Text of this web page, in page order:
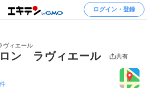
ログイン・登録
ヴィエール
ロン ラヴィエール 共有